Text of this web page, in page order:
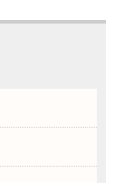
)のご案内
ビューティ
)カイロプ